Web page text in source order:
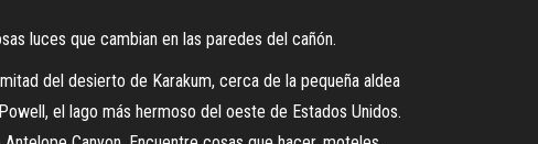
luces que cambian en las paredes del cañón.
del desierto de Karakum, cerca de la pequeña aldea
el lago más hermoso del oeste de Estados Unidos.